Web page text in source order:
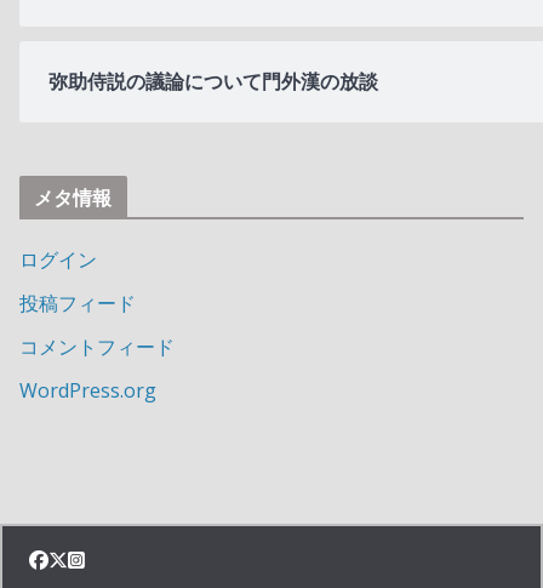
弥助侍説の議論について門外漢の放談
メタ情報
ログイン
投稿フィード
コメントフィード
WordPress.org